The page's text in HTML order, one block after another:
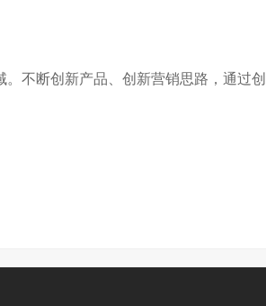
不断创新产品、创新营销思路，通过